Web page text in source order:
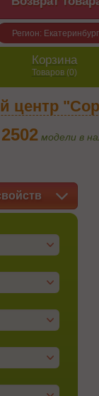
Регион: Екатеринбург
Корзина
Товаров (0)
центр
2502 модели в